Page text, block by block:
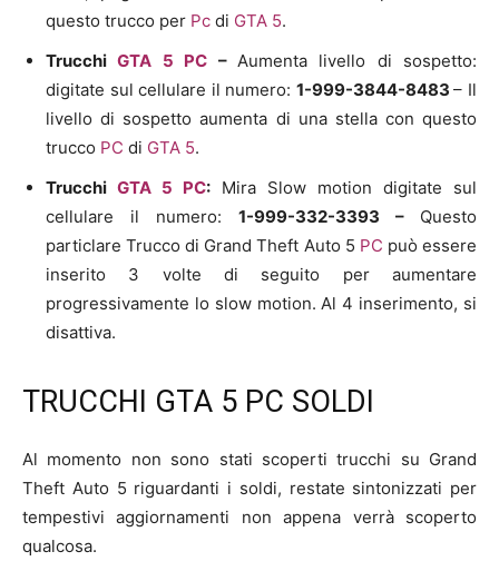
questo trucco per Pc di GTA 5.
TrucchiGTA 5 PC – Aumenta livello di sospetto:
digitate sul cellulare il numero: 1-999-3844-8483– Il
livello di sospetto aumenta di una stella con questo
trucco PC di GTA 5.
TrucchiGTA 5 PC: Mira Slow motion digitate sul
cellulare il numero: 1-999-332-3393 – Questo
particlare Trucco di Grand Theft Auto 5 PC può essere
inserito 3 volte di seguito per aumentare
progressivamente lo slow motion. Al 4 inserimento, si
disattiva.
TRUCCHI GTA 5 PC SOLDI
Al momento non sono stati scoperti trucchi su Grand
Theft Auto 5 riguardanti i soldi, restate sintonizzati per
tempestivi aggiornamenti non appena verrà scoperto
qualcosa.